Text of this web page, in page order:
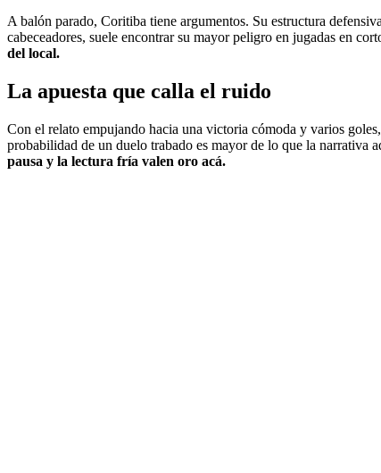
A balón parado, Coritiba tiene argumentos. Su estructura
cabeceadores, suele encontrar su mayor peligro en jugadas en
del local.
La apuesta que calla el ruido
Con el relato empujando hacia una victoria cómoda y varios
probabilidad de un duelo trabado es mayor de lo que la narrativa
pausa y la lectura fría valen oro acá.